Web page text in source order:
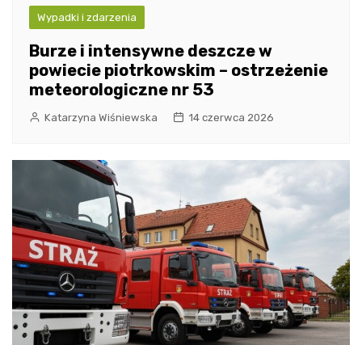
Wypadki i zdarzenia
Burze i intensywne deszcze w
powiecie piotrkowskim – ostrzeżenie
meteorologiczne nr 53
Katarzyna Wiśniewska 14 czerwca 2026